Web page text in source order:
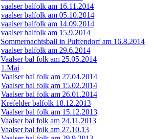
vaalser balfolk am 16.11.2014
vaalser balfolk am 05.10.2014
vaalser balfolk am 14.09.2014
vaalser balfolk am 15.9.2014
Sommernachtsball in Puffendorf am 16.8.2014
vaalser balfolk am 29.6.2014
Vaalser bal folk am 25.05.2014
1.Mai
Vaalser bal folk am 27.04.2014
Vaalser bal folk am 15.02.2014
Vaalser bal folk am 26.01.2014
Krefelder balfolk 18.12.2013
Vaalser bal folk am 15.12.2013
Vaalser bal folk am 24.11.2013
Vaalser bal folk am 27.10.13